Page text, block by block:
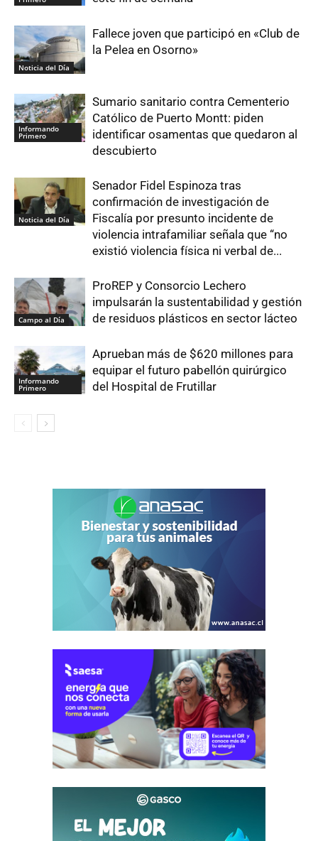
Noticia del Día
Fallece joven que participó en «Club de
la Pelea en Osorno»
Informando
Primero
Sumario sanitario contra Cementerio
Católico de Puerto Montt: piden
identificar osamentas que quedaron al
descubierto
Noticia del Día
Senador Fidel Espinoza tras
confirmación de investigación de
Fiscalía por presunto incidente de
violencia intrafamiliar señala que “no
existió violencia física ni verbal de...
Campo al Día
ProREP y Consorcio Lechero
impulsarán la sustentabilidad y gestión
de residuos plásticos en sector lácteo
Informando
Primero
Aprueban más de $620 millones para
equipar el futuro pabellón quirúrgico
del Hospital de Frutillar